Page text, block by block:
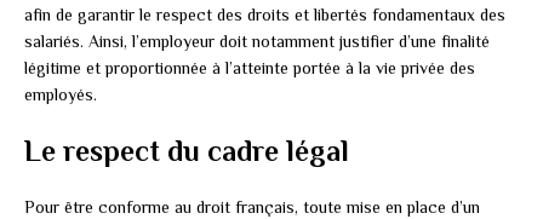
afin de garantir le respect des droits et libertés fondamentaux des
salariés. Ainsi, l’employeur doit notamment justifier d’une finalité
légitime et proportionnée à l’atteinte portée à la vie privée des
employés.
Le respect du cadre légal
Pour être conforme au droit français, toute mise en place d’un